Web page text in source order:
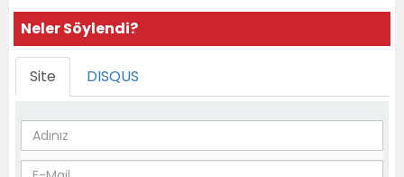
Neler Söylendi?
Site DISQUS